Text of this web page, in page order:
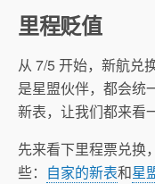
里程贬值
从 7/5 开始，新航兑
是星盟伙伴，都会统
新表，让我们都来看
先来看下里程票兑换
些： 自家的新表和星